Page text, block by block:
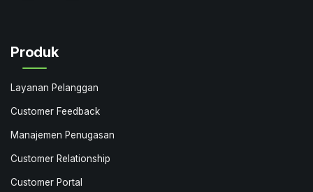
Produk
Layanan Pelanggan
Customer Feedback
Manajemen Penugasan
Customer Relationship
Customer Portal